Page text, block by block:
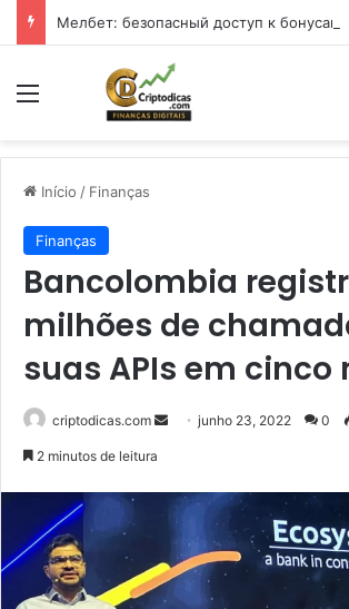
Menu
Início / Finanças
Finanças
Bancolombia
milhões de
suas APIs em cinco
criptodicas.com
Mande
mail
junho 23, 2022 0
2 minutos de leitura